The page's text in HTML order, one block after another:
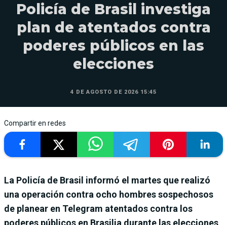
Policía de Brasil investiga
plan de atentados contra
poderes públicos en las
elecciones
4 DE AGOSTO DE 2026 15:45
Compartir en redes
La Policía de Brasil informó el martes que realizó
una operación contra ocho hombres sospechosos
de planear en Telegram atentados contra los